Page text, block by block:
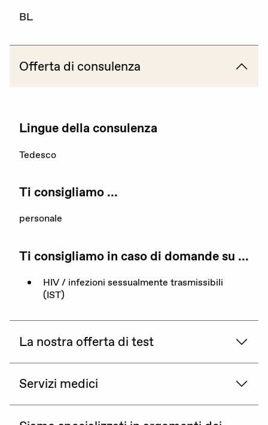
Rete giovani
Emergenze
Partner
Rapporto annuale
BL
Offerta di consulenza
Lingue della consulenza
Tedesco
Ti consigliamo ...
personale
Ti consigliamo in caso di domande su ...
HIV / infezioni sessualmente trasmissibili
(IST)
La nostra offerta di test
Servizi medici